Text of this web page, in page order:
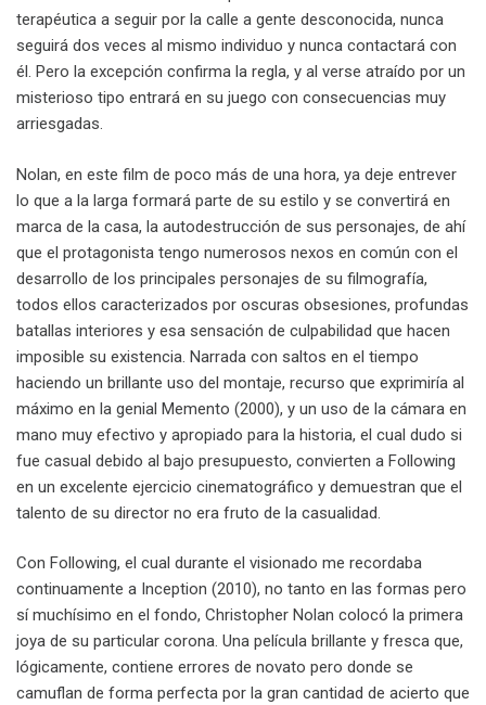
terapéutica a seguir por la calle a gente desconocida, nunca
seguirá dos veces al mismo individuo y nunca contactará con
él. Pero la excepción confirma la regla, y al verse atraído por un
misterioso tipo entrará en su juego con consecuencias muy
arriesgadas.
Nolan, en este film de poco más de una hora, ya deje entrever
lo que a la larga formará parte de su estilo y se convertirá en
marca de la casa, la autodestrucción de sus personajes, de ahí
que el protagonista tengo numerosos nexos en común con el
desarrollo de los principales personajes de su filmografía,
todos ellos caracterizados por oscuras obsesiones, profundas
batallas interiores y esa sensación de culpabilidad que hacen
imposible su existencia. Narrada con saltos en el tiempo
haciendo un brillante uso del montaje, recurso que exprimiría al
máximo en la genial Memento (2000), y un uso de la cámara en
mano muy efectivo y apropiado para la historia, el cual dudo si
fue casual debido al bajo presupuesto, convierten a Following
en un excelente ejercicio cinematográfico y demuestran que el
talento de su director no era fruto de la casualidad.
Con Following, el cual durante el visionado me recordaba
continuamente a Inception (2010), no tanto en las formas pero
sí muchísimo en el fondo, Christopher Nolan colocó la primera
joya de su particular corona. Una película brillante y fresca que,
lógicamente, contiene errores de novato pero donde se
camuflan de forma perfecta por la gran cantidad de acierto que